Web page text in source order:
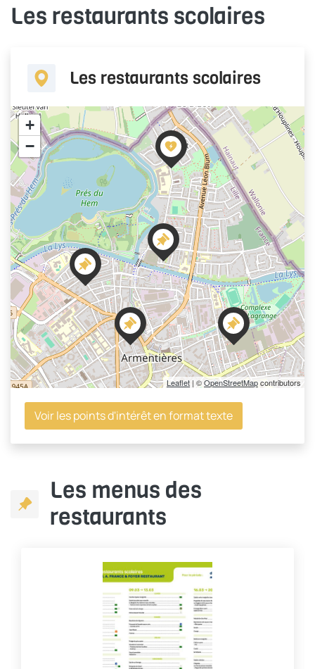
Les restaurants scolaires
Les restaurants scolaires
+
−
Leaflet | ©OpenStreetMapcontributors
Voir les points d'intérêt en format texte
Les menus des
restaurants
Cliquer pour passer Les menus des restaurants